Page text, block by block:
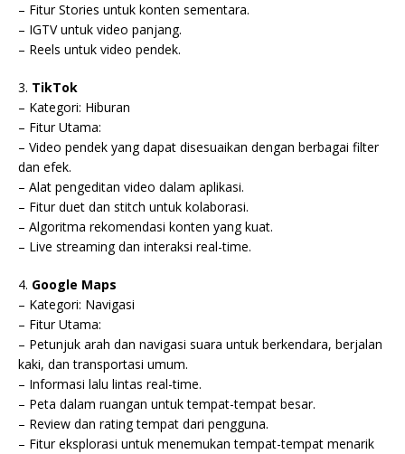
– Fitur Stories untuk konten sementara.
– IGTV untuk video panjang.
– Reels untuk video pendek.
3. TikTok
– Kategori: Hiburan
– Fitur Utama:
– Video pendek yang dapat disesuaikan dengan berbagai filter
dan efek.
– Alat pengeditan video dalam aplikasi.
– Fitur duet dan stitch untuk kolaborasi.
– Algoritma rekomendasi konten yang kuat.
– Live streaming dan interaksi real-time.
4. Google Maps
– Kategori: Navigasi
– Fitur Utama:
– Petunjuk arah dan navigasi suara untuk berkendara, berjalan
kaki, dan transportasi umum.
– Informasi lalu lintas real-time.
– Peta dalam ruangan untuk tempat-tempat besar.
– Review dan rating tempat dari pengguna.
– Fitur eksplorasi untuk menemukan tempat-tempat menarik